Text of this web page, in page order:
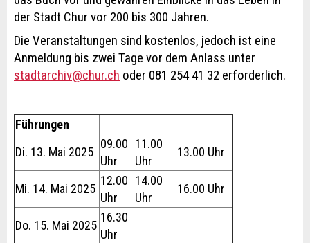
der Stadt Chur vor 200 bis 300 Jahren.
Die Veranstaltungen sind kostenlos, jedoch ist eine
Anmeldung bis zwei Tage vor dem Anlass unter
stadtarchiv@chur.ch oder 081 254 41 32 erforderlich.
Führungen
Di. 13. Mai 2025
09.00
Uhr
11.00
Uhr
13.00 Uhr
Mi. 14. Mai 2025
12.00
Uhr
14.00
Uhr
16.00 Uhr
Do. 15. Mai 2025
16.30
Uhr